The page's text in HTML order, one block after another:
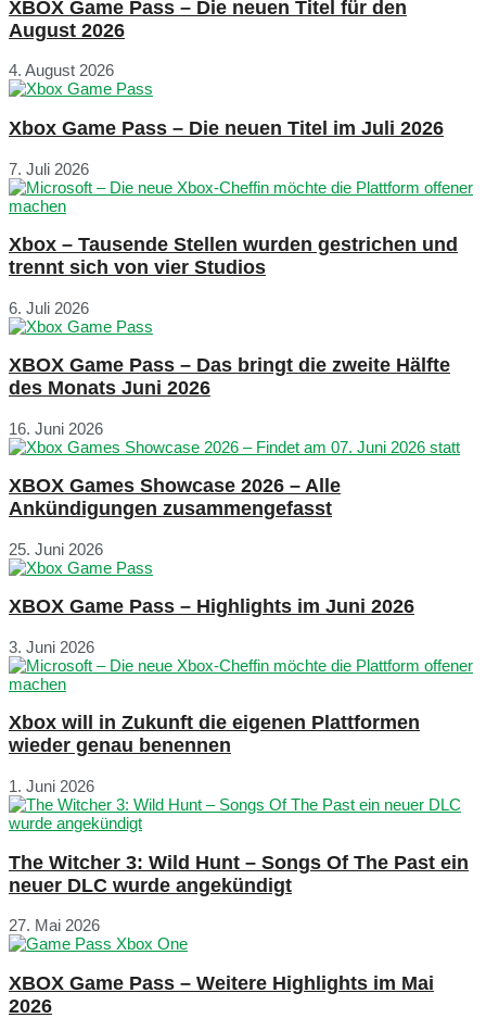
XBOX Game Pass – Die neuen Titel für den
August 2026
4. August 2026
Xbox Game Pass – Die neuen Titel im Juli 2026
7. Juli 2026
Xbox – Tausende Stellen wurden gestrichen und
trennt sich von vier Studios
6. Juli 2026
XBOX Game Pass – Das bringt die zweite Hälfte
des Monats Juni 2026
16. Juni 2026
XBOX Games Showcase 2026 – Alle
Ankündigungen zusammengefasst
25. Juni 2026
XBOX Game Pass – Highlights im Juni 2026
3. Juni 2026
Xbox will in Zukunft die eigenen Plattformen
wieder genau benennen
1. Juni 2026
The Witcher 3: Wild Hunt – Songs Of The Past ein
neuer DLC wurde angekündigt
27. Mai 2026
XBOX Game Pass – Weitere Highlights im Mai
2026